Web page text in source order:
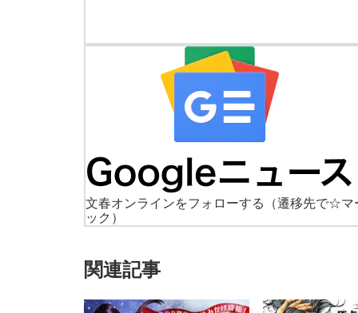
文春オンラインをフォローする
（遷移先で☆マ
ック）
関連記事